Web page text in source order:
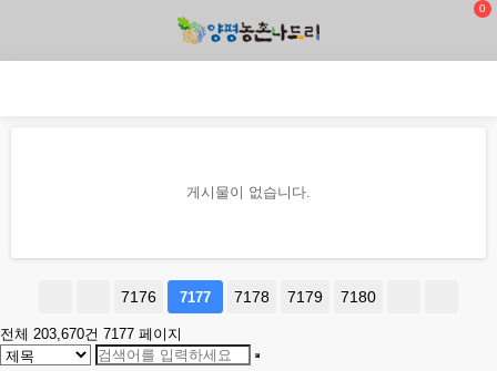
0
게시물이 없습니다.
7176 7177 7178 7179 7180
전체 203,670건 7177 페이지